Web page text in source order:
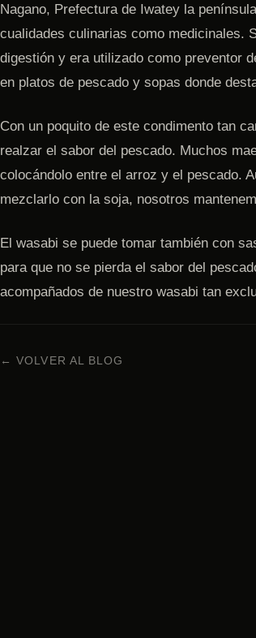
Nagano, Prefectura de Iwatey la
cualidades culinarias como medicinales.
digestión y era utilizado como preventor
en platos de pescado y sopas donde
Con un poquito de este condimento tan
realzar el sabor del pescado. Muchos
colocándolo entre el arroz y el pescado.
mezclarlo con la soja, nosotros
El wasabi se puede tomar también con
para que no se pierda el sabor del
acompañados de nuestro wasabi tan
← VOLVER AL BLOG